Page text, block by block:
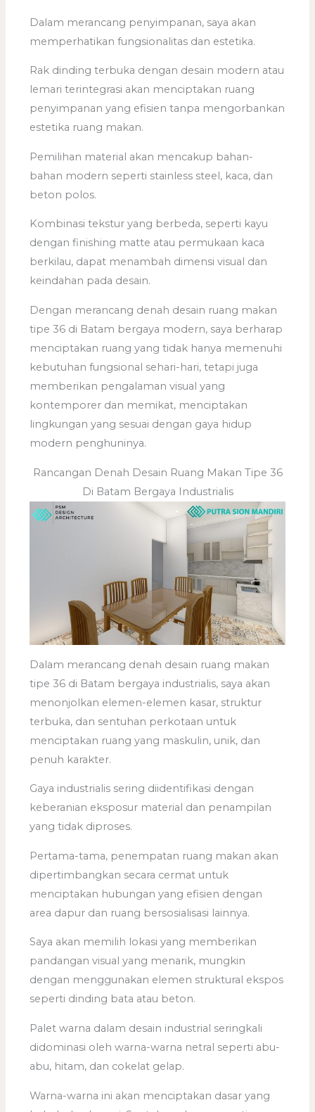
Dalam merancang penyimpanan, saya akan
memperhatikan fungsionalitas dan estetika.
Rak dinding terbuka dengan desain modern atau
lemari terintegrasi akan menciptakan ruang
penyimpanan yang efisien tanpa mengorbankan
estetika ruang makan.
Pemilihan material akan mencakup bahan-
bahan modern seperti stainless steel, kaca, dan
beton polos.
Kombinasi tekstur yang berbeda, seperti kayu
dengan finishing matte atau permukaan kaca
berkilau, dapat menambah dimensi visual dan
keindahan pada desain.
Dengan merancang denah desain ruang makan
tipe 36 di Batam bergaya modern, saya berharap
menciptakan ruang yang tidak hanya memenuhi
kebutuhan fungsional sehari-hari, tetapi juga
memberikan pengalaman visual yang
kontemporer dan memikat, menciptakan
lingkungan yang sesuai dengan gaya hidup
modern penghuninya.
Rancangan Denah Desain Ruang Makan Tipe 36
Di Batam Bergaya Industrialis
Dalam merancang denah desain ruang makan
tipe 36 di Batam bergaya industrialis, saya akan
menonjolkan elemen-elemen kasar, struktur
terbuka, dan sentuhan perkotaan untuk
menciptakan ruang yang maskulin, unik, dan
penuh karakter.
Gaya industrialis sering diidentifikasi dengan
keberanian eksposur material dan penampilan
yang tidak diproses.
Pertama-tama, penempatan ruang makan akan
dipertimbangkan secara cermat untuk
menciptakan hubungan yang efisien dengan
area dapur dan ruang bersosialisasi lainnya.
Saya akan memilih lokasi yang memberikan
pandangan visual yang menarik, mungkin
dengan menggunakan elemen struktural ekspos
seperti dinding bata atau beton.
Palet warna dalam desain industrial seringkali
didominasi oleh warna-warna netral seperti abu-
abu, hitam, dan cokelat gelap.
Warna-warna ini akan menciptakan dasar yang